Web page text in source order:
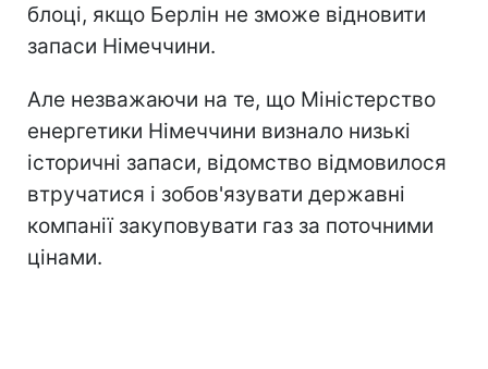
блоці, якщо Берлін не зможе відновити
запаси Німеччини.
Але незважаючи на те, що Міністерство
енергетики Німеччини визнало низькі
історичні запаси, відомство відмовилося
втручатися і зобов'язувати державні
компанії закуповувати газ за поточними
цінами.